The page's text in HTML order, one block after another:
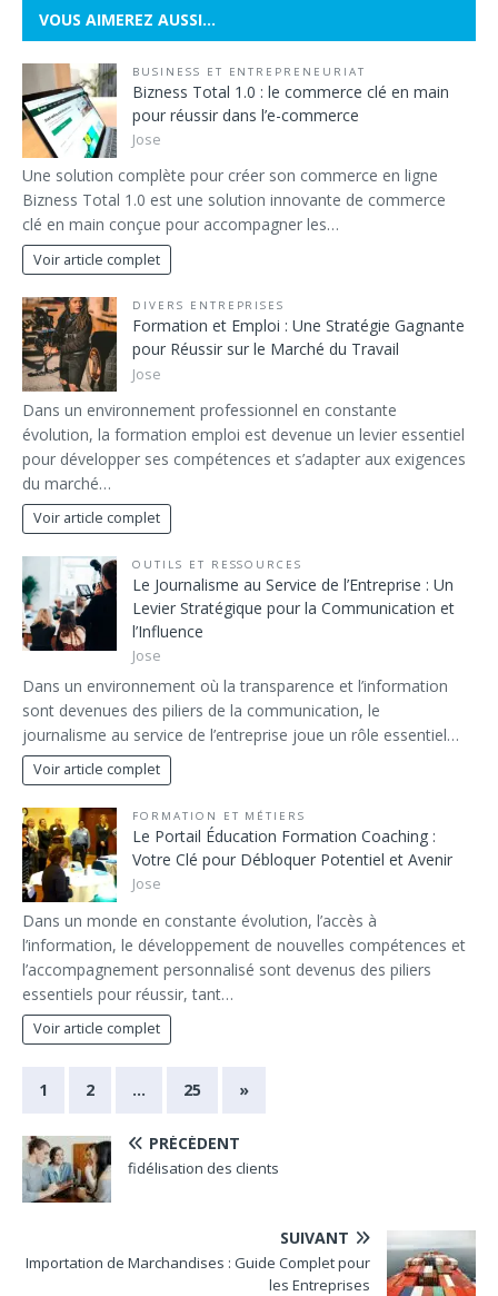
VOUS AIMEREZ AUSSI…
BUSINESS ET ENTREPRENEURIAT
Bizness Total 1.0 : le commerce clé en main
pour réussir dans l’e-commerce
Jose
Une solution complète pour créer son commerce en ligne
Bizness Total 1.0 est une solution innovante de commerce
clé en main conçue pour accompagner les…
Voir article complet
DIVERS ENTREPRISES
Formation et Emploi : Une Stratégie Gagnante
pour Réussir sur le Marché du Travail
Jose
Dans un environnement professionnel en constante
évolution, la formation emploi est devenue un levier essentiel
pour développer ses compétences et s’adapter aux exigences
du marché…
Voir article complet
OUTILS ET RESSOURCES
Le Journalisme au Service de l’Entreprise : Un
Levier Stratégique pour la Communication et
l’Influence
Jose
Dans un environnement où la transparence et l’information
sont devenues des piliers de la communication, le
journalisme au service de l’entreprise joue un rôle essentiel…
Voir article complet
FORMATION ET MÉTIERS
Le Portail Éducation Formation Coaching :
Votre Clé pour Débloquer Potentiel et Avenir
Jose
Dans un monde en constante évolution, l’accès à
l’information, le développement de nouvelles compétences et
l’accompagnement personnalisé sont devenus des piliers
essentiels pour réussir, tant…
Voir article complet
1 2 … 25 »
PRÉCÉDENT
fidélisation des clients
SUIVANT
Importation de Marchandises : Guide Complet pour
les Entreprises